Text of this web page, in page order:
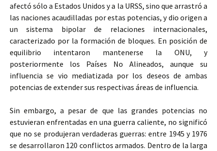
afectó sólo a Estados Unidos y a la URSS, sino que arrastró a
las naciones acaudilladas por estas potencias, y dio origen a
un sistema bipolar de relaciones internacionales,
caracterizado por la formación de bloques. En posición de
equilibrio intentaron mantenerse la ONU, y
posteriormente los Países No Alineados, aunque su
influencia se vio mediatizada por los deseos de ambas
potencias de extender sus respectivas áreas de influencia.
Sin embargo, a pesar de que las grandes potencias no
estuvieran enfrentadas en una guerra caliente, no significó
que no se produjeran verdaderas guerras: entre 1945 y 1976
se desarrollaron 120 conflictos armados. Dentro de la larga